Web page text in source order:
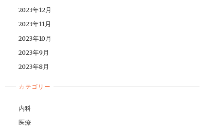
2023年12月
2023年11月
2023年10月
2023年9月
2023年8月
カテゴリー
内科
医療